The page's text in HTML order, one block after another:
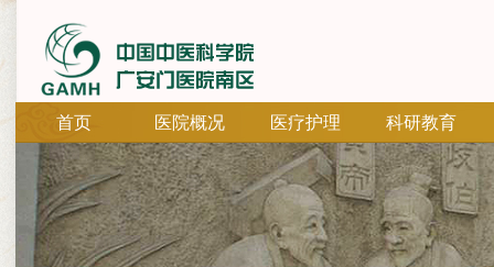
首页 医院概况 医疗护理 科研教育